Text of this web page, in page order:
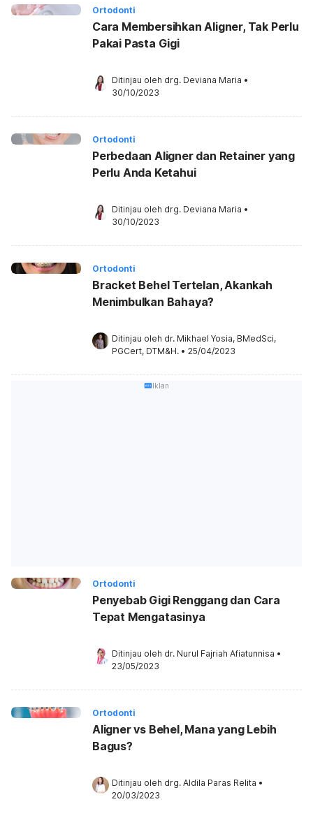
Ortodonti
Cara Membersihkan Aligner, Tak Perlu
Pakai Pasta Gigi
Ditinjau oleh drg. Deviana Maria •
30/10/2023
Ortodonti
Perbedaan Aligner dan Retainer yang
Perlu Anda Ketahui
Ditinjau oleh drg. Deviana Maria •
30/10/2023
Ortodonti
Bracket Behel Tertelan, Akankah
Menimbulkan Bahaya?
Ditinjau oleh dr. Mikhael Yosia, BMedSci,
PGCert, DTM&H. • 25/04/2023
Iklan
Ortodonti
Penyebab Gigi Renggang dan Cara
Tepat Mengatasinya
Ditinjau oleh dr. Nurul Fajriah Afiatunnisa •
23/05/2023
Ortodonti
Aligner vs Behel, Mana yang Lebih
Bagus?
Ditinjau oleh drg. Aldila Paras Relita •
20/03/2023